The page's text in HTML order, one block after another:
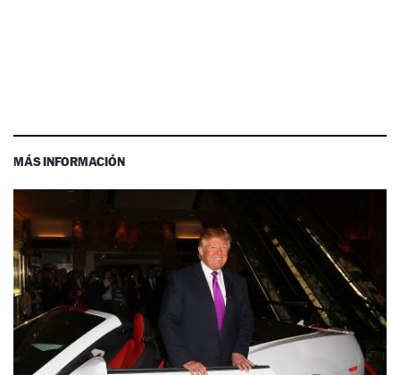
MÁS INFORMACIÓN